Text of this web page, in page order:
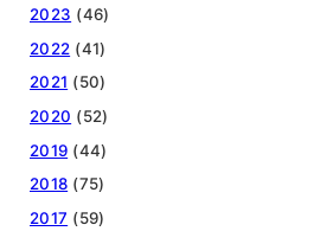
2023 (46)
2022 (41)
2021 (50)
2020 (52)
2019 (44)
2018 (75)
2017 (59)